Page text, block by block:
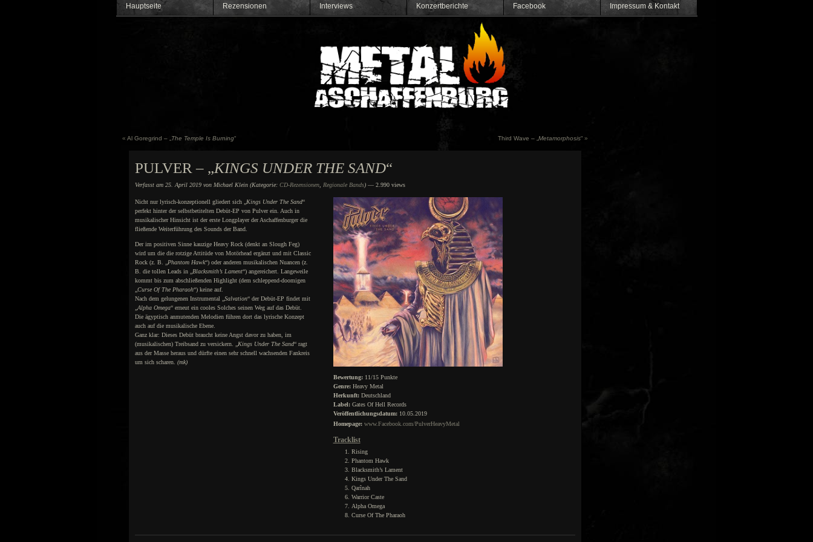
Hauptseite Rezensionen Interviews Konzertberichte Facebook Impressum & Kontakt
« Al Goregrind – „ The Temple Is Burning“ Third Wave – „ Metamorphosis“ »
PULVER – „KINGS UNDER THE SAND“
Verfasst am 25. April 2019 von Michael Klein (Kategorie: CD-Rezensionen Regionale Bands) — 2.990 views
Nicht nur lyrisch-konzeptionell gliedert sich „ Kings Under The Sand“
perfekt hinter der selbstbetitelten Debüt-EP von Pulver ein. Auch in
musikalischer Hinsicht ist der erste Longplayer der Aschaffenburger die
fließende Weiterführung des Sounds der Band.
Der im positiven Sinne kauzige Heavy Rock (denkt an Slough Feg)
wird um die die rotzige Attitüde von Motörhead ergänzt und mit Classic
Rock (z. B. „ Phantom Hawk“) oder anderen musikalischen Nuancen (z.
B. die tollen Leads in „ Blacksmith’s Lament“) angereichert. Langeweile
kommt bis zum abschließenden Highlight (dem schleppend-doomigen
Curse Of The Pharaoh“) keine auf.
Nach dem gelungenen Instrumental „ Salvation“ der Debüt-EP findet mit
Alpha Omega“ erneut ein cooles Solches seinen Weg auf das Debüt.
Die ägyptisch anmutenden Melodien führen dort das lyrische Konzept
auch auf die musikalische Ebene.
Ganz klar: Dieses Debüt braucht keine Angst davor zu haben, im
(musikalischen) Treibsand zu versickern. „ Kings Under The Sand“ ragt
aus der Masse heraus und dürfte einen sehr schnell wachsenden Fankreis
um sich scharen. (mk)
Bewertung:11/15 Punkte
Genre:Heavy Metal
Herkunft:Deutschland
Label:Gates Of Hell Records
Veröffentlichungsdatum:10.05.2019
Homepage: www.Facebook.com/PulverHeavyMetal
Tracklist
Rising
Phantom Hawk
Blacksmith’s Lament
Kings Under The Sand
Qarînah
Warrior Caste
Alpha Omega
Curse Of The Pharaoh